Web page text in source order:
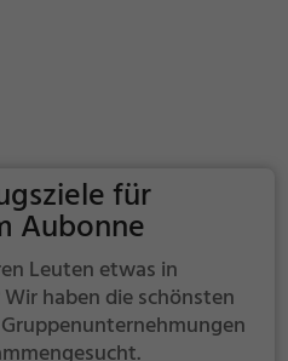
für
Aubonne
Leuten etwas in
haben die schönsten